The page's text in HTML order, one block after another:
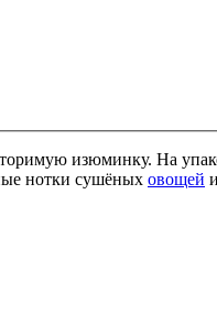
изюминку. На
нотки сушёных овощей